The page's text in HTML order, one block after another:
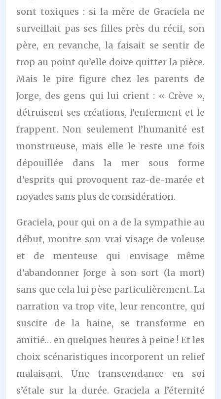
sont toxiques : si la mère de Graciela ne
surveillait pas ses filles près du récif, son
père, en revanche, la faisait se sentir de
trop au point qu’elle doive quitter la pièce.
Mais le pire figure chez les parents de
Jorge, des gens qui lui crient : « Crève »,
détruisent ses créations, l’enferment et le
frappent. Non seulement l’humanité est
monstrueuse, mais elle le reste une fois
dépouillée dans la mer sous forme
d’esprits qui provoquent raz-de-marée et
noyades sans plus de considération.
Graciela, pour qui on a de la sympathie au
début, montre son vrai visage de voleuse
et de menteuse qui envisage même
d’abandonner Jorge à son sort (la mort)
sans que cela lui pèse particulièrement. La
narration va trop vite, leur rencontre, qui
suscite de la haine, se transforme en
amitié… en quelques heures à peine ! Et les
choix scénaristiques incorporent un relief
malaisant. Une transcendance en soi
s’étale sur la durée. Graciela a l’éternité